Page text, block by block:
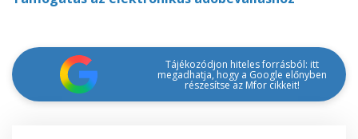
Tájékozódjon hiteles forrásból: itt
megadhatja, hogy a Google előnyben
részesítse az Mfor cikkeit!